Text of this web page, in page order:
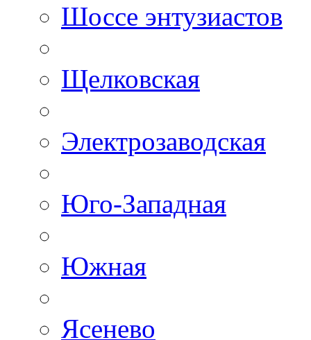
Шоссе энтузиастов
Щелковская
Электрозаводская
Юго-Западная
Южная
Ясенево